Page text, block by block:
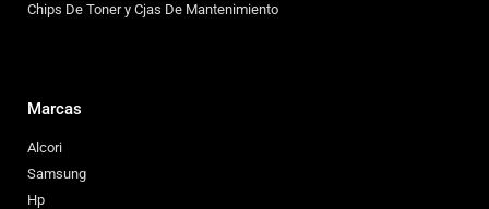
Chips De Toner y Cjas De Mantenimiento
Marcas
Alcori
Samsung
Hp